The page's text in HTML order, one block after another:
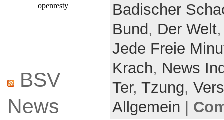
BSV
News
Badischer
Bund , Der Welt
Jede Freie
Krach, News
Ter, Tzung,
Allgemein